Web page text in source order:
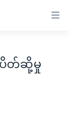
ပိတ်ဆို့မှု